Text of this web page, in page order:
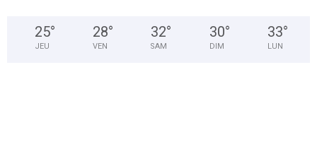
25°
JEU
28°
VEN
32°
SAM
30°
DIM
33°
LUN